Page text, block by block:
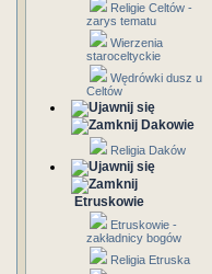
Religie Celtów -
zarys tematu
Wierzenia
staroceltyckie
Wędrówki dusz u
Celtów
Dakowie
Religia Daków
Etruskowie
Etruskowie -
zakładnicy bogów
Religia Etruska